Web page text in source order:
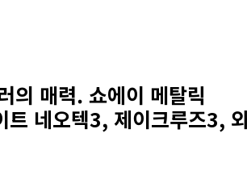
의 매력. 쇼에이 메탈릭
트 네오텍3, 제이크루즈3,